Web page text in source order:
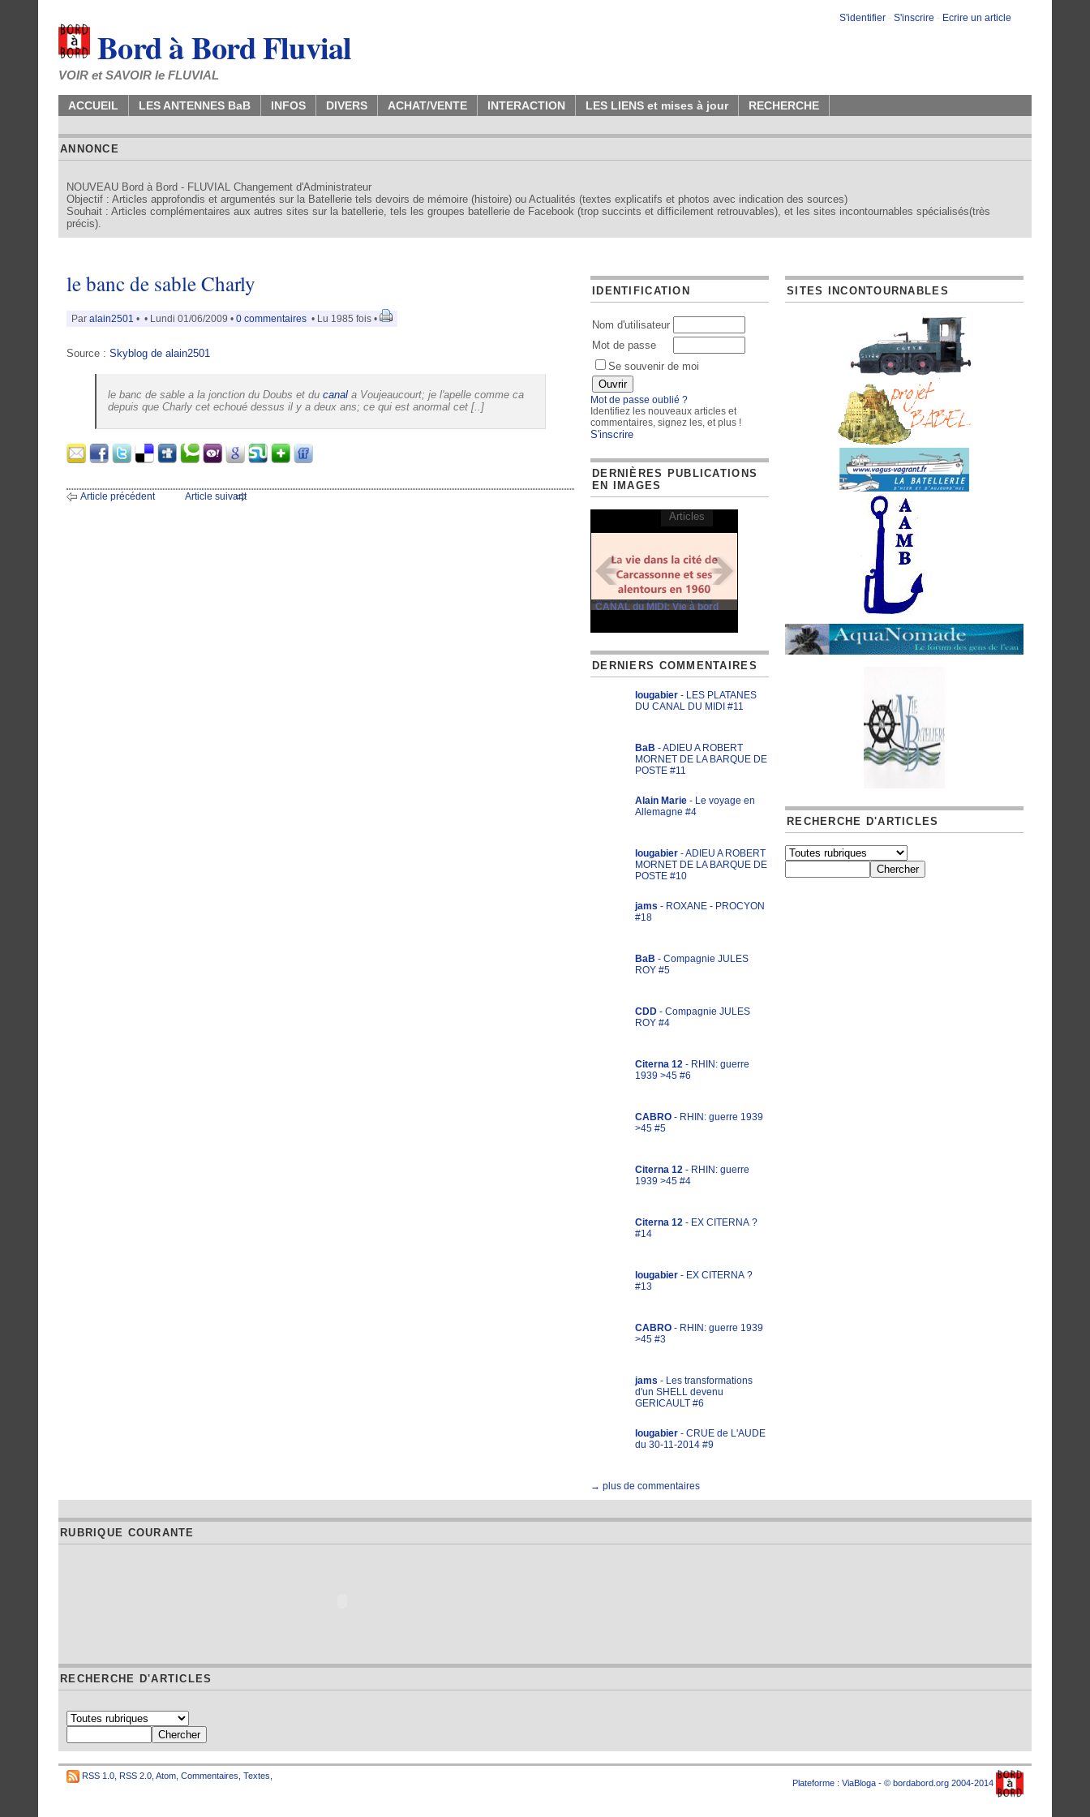
S'identifier - S'inscrire - Ecrire un article
Bord à Bord Fluvial
VOIR et SAVOIR le FLUVIAL
ACCUEIL LES ANTENNES BaB INFOS DIVERS ACHAT/VENTE INTERACTION LES LIENS et mises à jour RECHERCHE
ANNONCE
NOUVEAU Bord à Bord - FLUVIAL Changement d'Administrateur
Objectif : Articles approfondis et argumentés sur la Batellerie tels devoirs de mémoire (histoire) ou Actualités (textes explicatifs et photos avec indication des sources)
Souhait : Articles complémentaires aux autres sites sur la batellerie, tels les groupes batellerie de Facebook (trop succints et difficilement retrouvables), et les sites incontournables spécialisés(très
précis).
le banc de sable Charly
Par alain2501 • • Lundi 01/06/2009 • 0 commentaires • Lu 1985 fois •
Source : Skyblog de alain2501
le banc de sable a la jonction du Doubs et du canal a Voujeaucourt; je l'apelle comme ca
depuis que Charly cet echoué dessus il y a deux ans; ce qui est anormal cet [..]
Article précédent Article suivant
IDENTIFICATION
Nom d'utilisateur
Mot de passe
Se souvenir de moi
Mot de passe oublié ?
Identifiez les nouveaux articles et
commentaires, signez les, et plus !
S'inscrire
DERNIÈRES PUBLICATIONS
EN IMAGES
CANAL du MIDI: Vie à bord
Articles
DERNIERS COMMENTAIRES
lougabier - LES PLATANES
DU CANAL DU MIDI #11
BaB - ADIEU A ROBERT
MORNET DE LA BARQUE DE
POSTE #11
Alain Marie - Le voyage en
Allemagne #4
lougabier - ADIEU A ROBERT
MORNET DE LA BARQUE DE
POSTE #10
jams - ROXANE - PROCYON
#18
BaB - Compagnie JULES
ROY #5
CDD - Compagnie JULES
ROY #4
Citerna 12 - RHIN: guerre
1939 >45 #6
CABRO - RHIN: guerre 1939
>45 #5
Citerna 12 - RHIN: guerre
1939 >45 #4
Citerna 12 - EX CITERNA ?
#14
lougabier - EX CITERNA ?
#13
CABRO - RHIN: guerre 1939
>45 #3
jams - Les transformations
d'un SHELL devenu
GERICAULT #6
lougabier - CRUE de L'AUDE
du 30-11-2014 #9
→ plus de commentaires
SITES INCONTOURNABLES
RECHERCHE D'ARTICLES
RUBRIQUE COURANTE
RECHERCHE D'ARTICLES
RSS 1.0 RSS 2.0 Atom Commentaires Textes
Plateforme : ViaBloga - © bordabord.org 2004-2014